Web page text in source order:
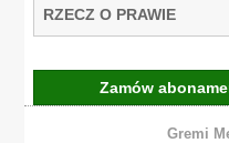
RZECZ O PRAWIE
Zamów
Gremi